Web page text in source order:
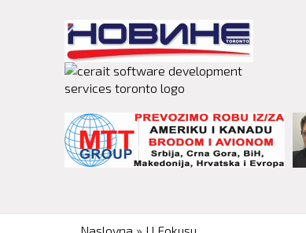
You are here